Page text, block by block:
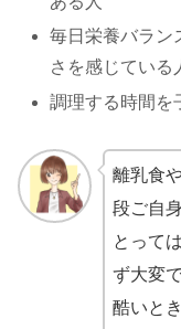
毎日栄養バラン
さを感じている
調理する時間を
離乳食
段ご自
とって
ず大変
酷いと